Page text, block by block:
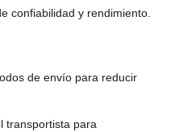
confiabilidad y rendimiento.
de envío para reducir
transportista para